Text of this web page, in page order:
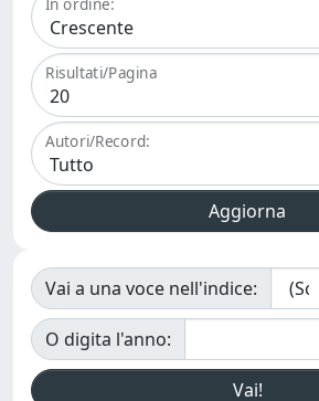
In ordine:
Risultati/Pagina
Autori/Record:
Vai a una voce nell'indice:
O digita l'anno: